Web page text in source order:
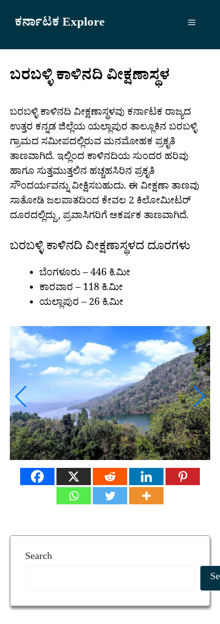
ಕರ್ನಾಟಕ Explore Menu
ಬರಬಳ್ಳಿ ಕಾಳಿನದಿ ವೀಕ್ಷಣಾಸ್ಥಳ
ಬರಬಳ್ಳಿ ಕಾಳಿನದಿ ವೀಕ್ಷಣಾಸ್ಥಳವು ಕರ್ನಾಟಕ ರಾಜ್ಯದ
ಉತ್ತರ ಕನ್ನಡ ಜಿಲ್ಲೆಯ ಯಲ್ಲಾಪುರ ತಾಲ್ಲೂಕಿನ ಬರಬಳ್ಳಿ
ಗ್ರಾಮದ ಸಮೀಪದಲ್ಲಿರುವ ಮನಮೋಹಕ ಪ್ರಕೃತಿ
ತಾಣವಾಗಿದೆ. ಇಲ್ಲಿಂದ ಕಾಳಿನದಿಯ ಸುಂದರ ಹರಿವು
ಹಾಗೂ ಸುತ್ತಮುತ್ತಲಿನ ಹಚ್ಚಹಸಿರಿನ ಪ್ರಕೃತಿ
ಸೌಂದರ್ಯವನ್ನು ವೀಕ್ಷಿಸಬಹುದು. ಈ ವೀಕ್ಷಣಾ ತಾಣವು
ಸಾತೋಡಿ ಜಲಪಾತದಿಂದ ಕೇವಲ 2 ಕಿಲೋಮೀಟರ್
ದೂರದಲ್ಲಿದ್ದು, ಪ್ರವಾಸಿಗರಿಗೆ ಆಕರ್ಷಕ ತಾಣವಾಗಿದೆ.
ಬರಬಳ್ಳಿ ಕಾಳಿನದಿ ವೀಕ್ಷಣಾಸ್ಥಳದ ದೂರಗಳು
ಬೆಂಗಳೂರು – 446 ಕಿ.ಮೀ
ಕಾರವಾರ – 118 ಕಿ.ಮೀ
ಯಲ್ಲಾಪುರ – 26 ಕಿ.ಮೀ
Search